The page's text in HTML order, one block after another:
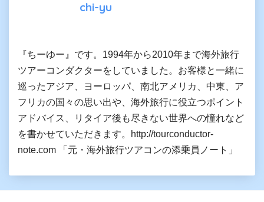
chi-yu
『ちーゆー』です。1994年から2010年まで海外旅行
ツアーコンダクターをしていました。お客様と一緒に
巡ったアジア、ヨーロッパ、南北アメリカ、中東、ア
フリカの国々の思い出や、海外旅行に役立つポイント
アドバイス、リタイア後も尽きない世界への憧れなど
を書かせていただきます。http://tourconductor-
note.com 「元・海外旅行ツアコンの添乗員ノート」